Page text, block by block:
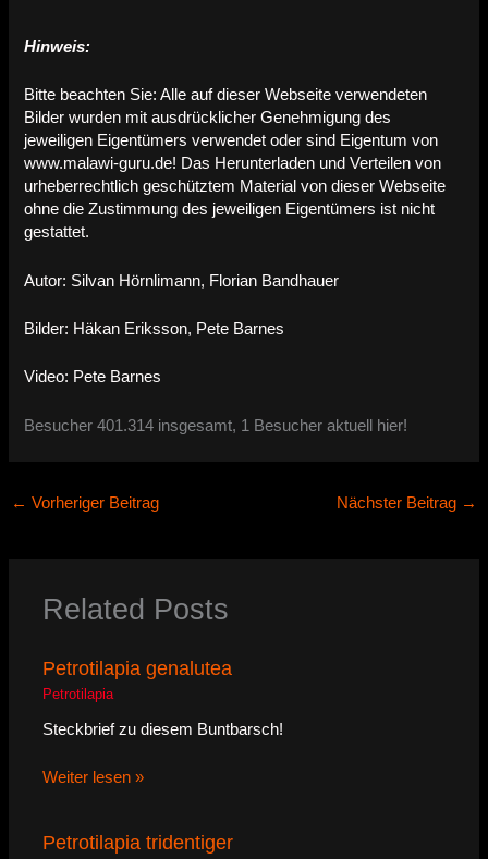
Hinweis:
Bitte beachten Sie: Alle auf dieser Webseite verwendeten
Bilder wurden mit ausdrücklicher Genehmigung des
jeweiligen Eigentümers verwendet oder sind Eigentum von
www.malawi-guru.de! Das Herunterladen und Verteilen von
urheberrechtlich geschütztem Material von dieser Webseite
ohne die Zustimmung des jeweiligen Eigentümers ist nicht
gestattet.
Autor: Silvan Hörnlimann, Florian Bandhauer
Bilder: Häkan Eriksson, Pete Barnes
Video: Pete Barnes
Besucher 401.314 insgesamt, 1 Besucher aktuell hier!
← Vorheriger Beitrag Nächster Beitrag →
Related Posts
Petrotilapia genalutea
Petrotilapia
Steckbrief zu diesem Buntbarsch!
Weiter lesen »
Petrotilapia tridentiger